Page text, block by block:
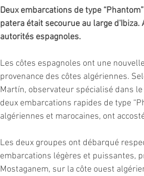
Deux embarcations de type
patera était secourue au large
autorités espagnoles.
Les côtes espagnoles ont une
provenance des côtes algériennes.
Martín, observateur spécialisé dans
deux embarcations rapides de type
algériennes et marocaines, ont
Les deux groupes ont débarqué
embarcations légères et puissantes,
Mostaganem, sur la côte ouest